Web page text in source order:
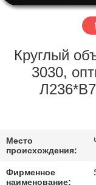
ЗАВОДУ
КОНТРОЛЬ
С
Круглый
3030,
Место
происхождения:
Фирменное
наименование: